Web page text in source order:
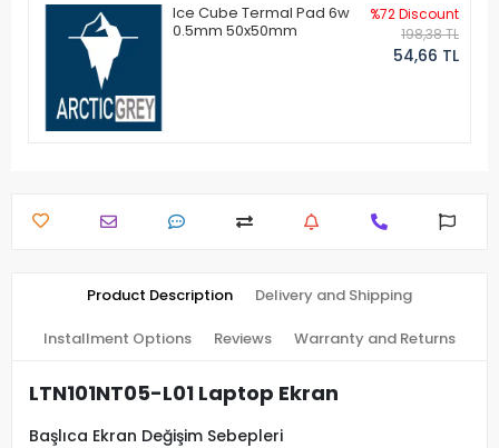
Ice Cube Termal Pad 6w
0.5mm 50x50mm
%72 Discount
198,38 TL
54,66 TL
Product Description Delivery and Shipping
Installment Options Reviews Warranty and Returns
LTN101NT05-L01 Laptop Ekran
Başlıca Ekran Değişim Sebepleri